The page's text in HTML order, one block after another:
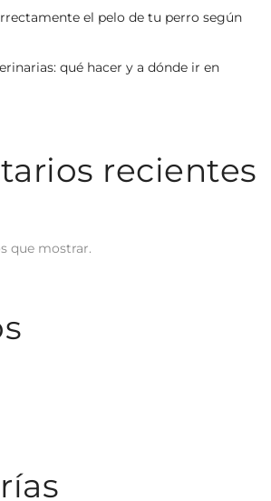
el pelo de tu perro según
qué hacer y a dónde ir en
recientes
que mostrar.